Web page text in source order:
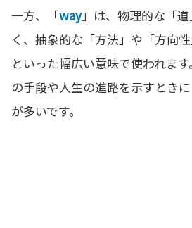
一方、「way」は、物理的な「
く、抽象的な「方法」や「方向性
といった幅広い意味で使われま
の手段や人生の進路を示すとき
が多いです。